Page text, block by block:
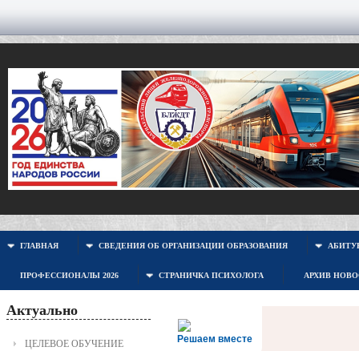
ГЛАВНАЯ СВЕДЕНИЯ ОБ ОРГАНИЗАЦИИ ОБРАЗОВАНИЯ
ПРОФЕССИОНАЛЫ 2026 СТРАНИЧКА ПСИХОЛОГА АРХИВ
Актуально
ЦЕЛЕВОЕ ОБУЧЕНИЕ Решаем вместе